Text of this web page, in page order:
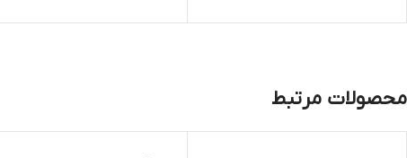
محصولات مرتبط